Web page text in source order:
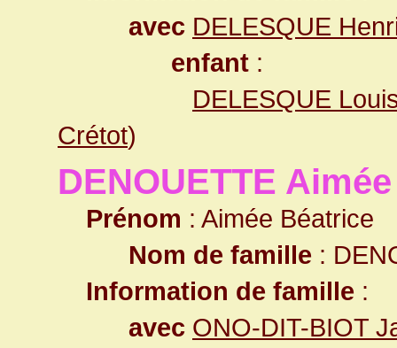
avec DELESQUE
enfant :
DELESQUE
Crétot)
DENOUETTE
Prénom : Aimée Béatrice
Nom de famille :
Information de famille :
avec ONO-DIT-BIOT